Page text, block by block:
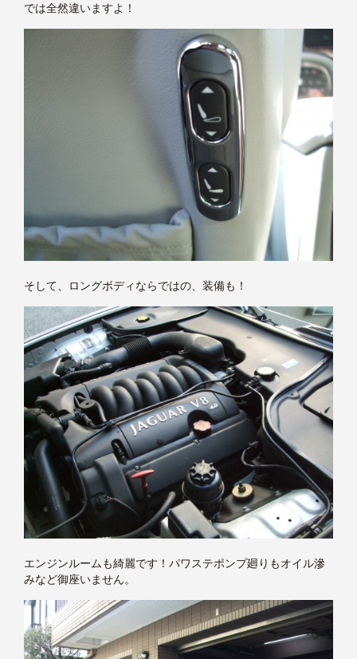
では全然違いますよ！
そして、ロングボディならではの、装備も！
エンジンルームも綺麗です！パワステポンプ廻りもオイル滲
みなど御座いません。